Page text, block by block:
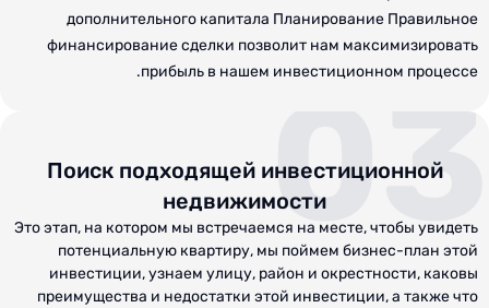
дополнительного капитала Планирование Правильное
финансирование сделки позволит нам максимизировать
прибыль в нашем инвестиционном процессе.
03
Поиск подходящей инвестиционной
недвижимости
Это этап, на котором мы встречаемся на месте, чтобы увидеть
потенциальную квартиру, мы поймем бизнес-план этой
инвестиции, узнаем улицу, район и окрестности, каковы
преимущества и недостатки этой инвестиции, а также что